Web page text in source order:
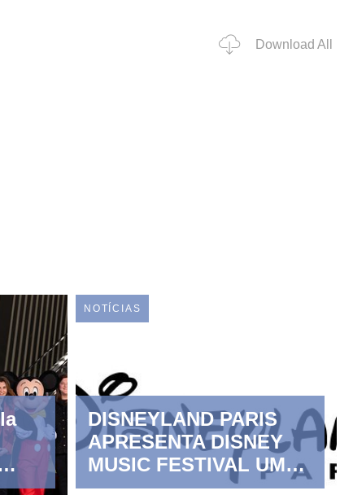
Download All
NOTÍCIAS
DISNEYLAND PARIS
APRESENTA DISNEY
MUSIC FESTIVAL UMA
EXPERIÊNCIA